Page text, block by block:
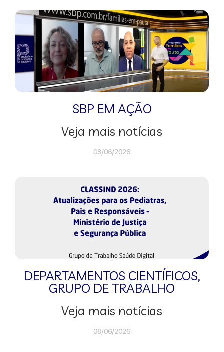
SBP EM AÇÃO
Veja mais notícias
08/06/2026
DEPARTAMENTOS CIENTÍFICOS,
GRUPO DE TRABALHO
Veja mais notícias
08/06/2026